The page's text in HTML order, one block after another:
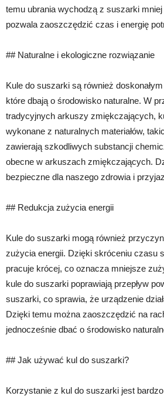
temu ubrania wychodzą z suszarki
pozwala zaoszczędzić czas i energię
## Naturalne i ekologiczne rozwiązanie
Kule do suszarki są również
które dbają o środowisko naturalne. W
tradycyjnych arkuszy zmiękczających,
wykonane z naturalnych materiałów,
zawierają szkodliwych substancji
obecne w arkuszach zmiękczających.
bezpieczne dla naszego zdrowia i
## Redukcja zużycia energii
Kule do suszarki mogą również
zużycia energii. Dzięki skróceniu czasu
pracuje krócej, co oznacza mniejsze
kule do suszarki poprawiają przepływ
suszarki, co sprawia, że urządzenie
Dzięki temu można zaoszczędzić na
jednocześnie dbać o środowisko
## Jak używać kul do suszarki?
Korzystanie z kul do suszarki jest